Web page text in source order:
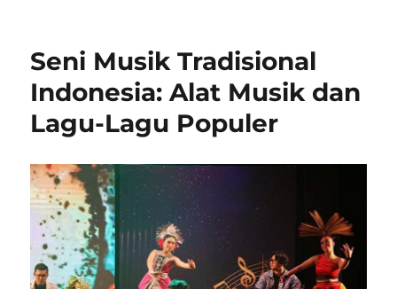
Seni Musik Tradisional
Indonesia: Alat Musik dan
Lagu-Lagu Populer